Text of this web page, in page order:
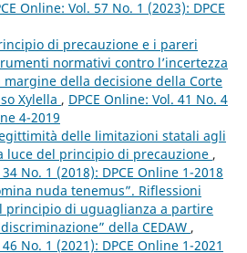
Online: Vol. 57 No. 1 (2023): DPCE
di precauzione e i pareri
normativi contro l’incertezza
della decisione della Corte
Xylella , DPCE Online: Vol. 41 No. 4
4-2019
delle limitazioni statali agli
luce del principio di precauzione ,
No. 1 (2018): DPCE Online 1-2018
nuda tenemus”. Riflessioni
principio di uguaglianza a partire
della CEDAW ,
No. 1 (2021): DPCE Online 1-2021